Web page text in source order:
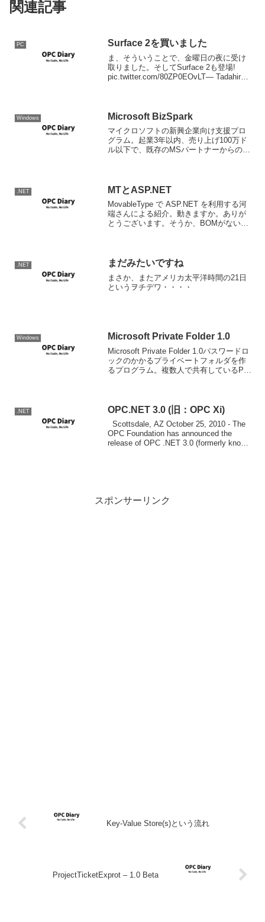
関連記事
PC Surface 2を買いました
ま、そういうことで、金曜日の夜に受け
取りました。そしてSurface 2も登場!
pic.twitter.com/80ZP0EOvLT— Tadahiro
Windows Microsoft BizSpark
マイクロソフトの新興企業向け支援プロ
グラム。起業3年以内、売り上げ100万ド
ル以下で、既存のMSパートナーからの推
.NET MTとASP.NET
MovableType で ASP.NET を利用する河
端さんによる紹介。動きますか。ありが
とうございます。そうか、BOMがないか
.NET まだみたいですね
まさか、またアメリカ太平洋時間の21日
というヲチデワ・・・・
Windows Microsoft Private Folder 1.0
Microsoft Private Folder 1.0パスワードロ
ックのかかるプライベートフォルダを作
るプログラム。複数人で共有しているPC
.NET OPC.NET 3.0 (旧：OPC Xi)
Scottsdale, AZ October 25, 2010 - The
OPC Foundation has announced the
release of OPC .NET 3.0 (formerly known
スポンサーリンク
Key-Value Store(s)という流れ
ProjectTicketExprot – 1.0 Beta